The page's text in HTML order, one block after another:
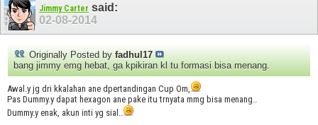
Jimmy Carter said:
02-08-2014
Originally Posted by fadhul17
bang jimmy emg hebat, ga kpikiran kl tu formasi bisa menang.
Awal.y jg dri kkalahan ane dpertandingan Cup Om,
Pas Dummy.y dapat hexagon ane pake itu trnyata mmg bisa menang..
Dummy.y enak, akun inti yg sial..